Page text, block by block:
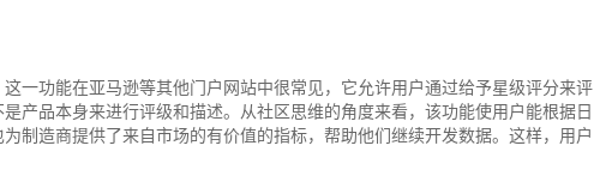
一功能在亚马逊等其他门户网站中很常见，它允许用户通过给予星级评分来评
产品本身来进行评级和描述。从社区思维的角度来看，该功能使用户能根据日
制造商提供了来自市场的有价值的指标，帮助他们继续开发数据。这样，用户